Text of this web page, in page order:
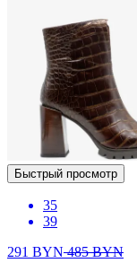
Быстрый просмотр
35
39
291 BYN485BYN